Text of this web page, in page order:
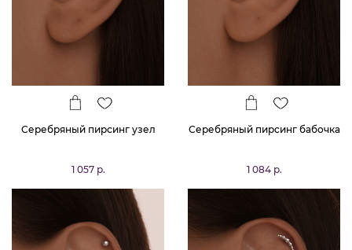
Серебряный пирсинг узел
1 057 р.
Серебряный пирсинг бабочка
1 084 р.